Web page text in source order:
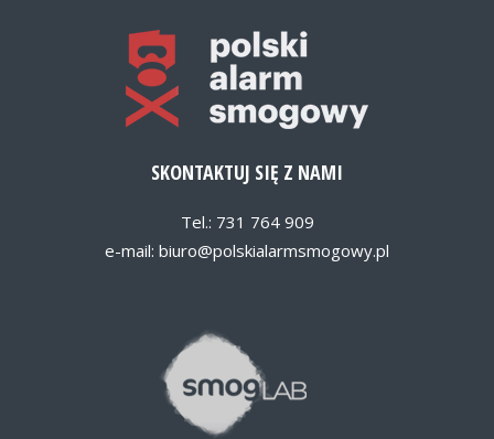
SKONTAKTUJ SIĘ Z NAMI
Tel.: 731 764 909
e-mail: biuro@polskialarmsmogowy.pl